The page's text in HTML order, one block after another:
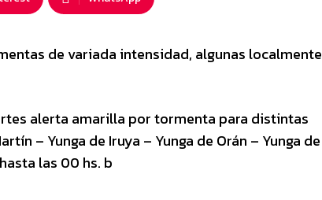
de variada intensidad, algunas localmente
alerta amarilla por tormenta para distintas
– Yunga de Iruya – Yunga de Orán – Yunga de
las 00 hs. b